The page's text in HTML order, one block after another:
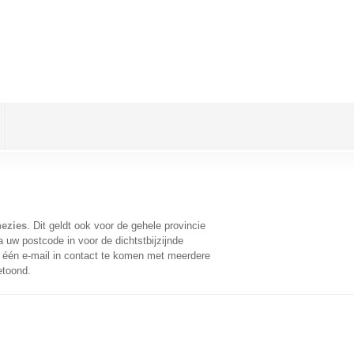
. Dit geldt ook voor de gehele provincie
uw postcode in voor de dichtstbijzijnde
e-mail in contact te komen met meerdere